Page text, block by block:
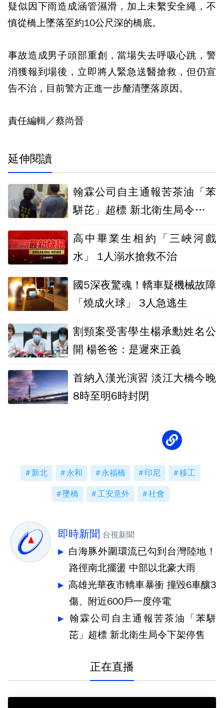
疑似因下雨造成涵管濕滑，加上未繫安全繩，不
慎從橋上墜落至約10公尺深的橋底。
事故造成男子頭部重創，當場失去呼吸心跳，警
消獲報到場後，立即將人緊急送醫搶救，但仍宣
告不治，目前警方正進一步釐清墜落原因。
責任編輯／蔡尚晉
延伸閱讀
翰霖公司自主通報苦茶油「苯
駢芘」超標 新北衛生局令下架
高中畢業生相約「三峽河戲
水」 1人溺水搶救不治
國5深夜驚魂！轎車疑機械故障
「燒成火球」 3人急逃生
割頸案受害學生楊承勳姓名公
開 楊爸爸：是遲來正義
首納入漢光演習 淡江大橋今晚
8時至明6時封閉
新北 永和 永福橋 印尼 移工
墜橋 工安意外 社會
即時新聞 台視新聞
白海豚外圍環流已勾到台灣陸地！
路徑南北擺盪 中部以北豪大雨
高雄光華夜市轎車暴衝 撞毀6車釀3
傷、附近600戶一度停電
翰霖公司自主通報苦茶油「苯駢
芘」超標 新北衛生局令下架停售
正在直播